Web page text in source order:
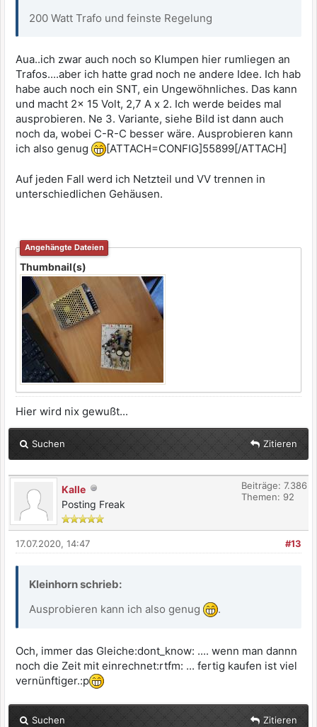
200 Watt Trafo und feinste Regelung
Aua..ich zwar auch noch so Klumpen hier rumliegen an
Trafos....aber ich hatte grad noch ne andere Idee. Ich hab
habe auch noch ein SNT, ein Ungewöhnliches. Das kann
und macht 2x 15 Volt, 2,7 A x 2. Ich werde beides mal
ausprobieren. Ne 3. Variante, siehe Bild ist dann auch
noch da, wobei C-R-C besser wäre. Ausprobieren kann
ich also genug
[ATTACH=CONFIG]55899[/ATTACH]
Auf jeden Fall werd ich Netzteil und VV trennen in
unterschiedlichen Gehäusen.
Angehängte Dateien
Thumbnail(s)
Hier wird nix gewußt...
Suchen Zitieren
Kalle
Posting Freak
Beiträge: 7.386
Themen: 92
#13
17.07.2020, 14:47
Kleinhorn schrieb:
Ausprobieren kann ich also genug
.
Och, immer das Gleiche:dont_know: .... wenn man dannn
noch die Zeit mit einrechnet:rtfm: ... fertig kaufen ist viel
vernünftiger.:p
Suchen Zitieren